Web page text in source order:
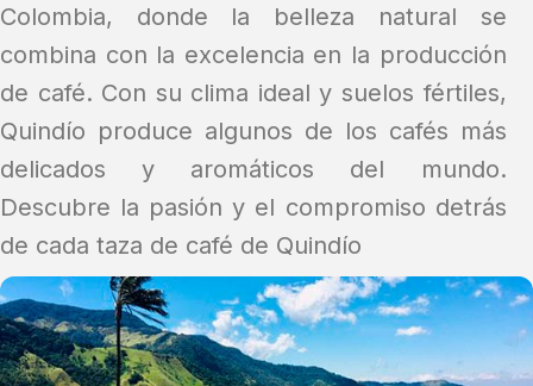
Colombia, donde la belleza natural se
combina con la excelencia en la producción
de café. Con su clima ideal y suelos fértiles,
Quindío produce algunos de los cafés más
delicados y aromáticos del mundo.
Descubre la pasión y el compromiso detrás
de cada taza de café de Quindío